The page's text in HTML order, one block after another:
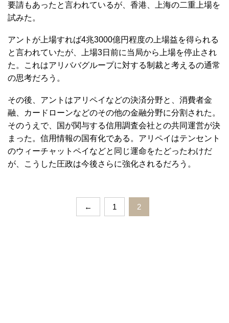
要請もあったと言われているが、香港、上海の二重上場を
試みた。
アントが上場すれば4兆3000億円程度の上場益を得られる
と言われていたが、上場3日前に当局から上場を停止され
た。これはアリババグループに対する制裁と考えるの通常
の思考だろう。
その後、アントはアリペイなどの決済分野と、消費者金
融、カードローンなどのその他の金融分野に分割された。
そのうえで、国が関与する信用調査会社との共同運営が決
まった。信用情報の国有化である。アリペイはテンセント
のウィーチャットペイなどと同じ運命をたどったわけだ
が、こうした圧政は今後さらに強化されるだろう。
← 1 2